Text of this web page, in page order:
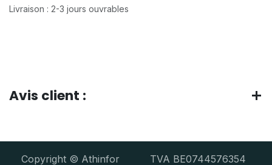
Livraison : 2-3 jours ouvrables
Avis client :
Copyright © Athinfor TVA BE0744576354